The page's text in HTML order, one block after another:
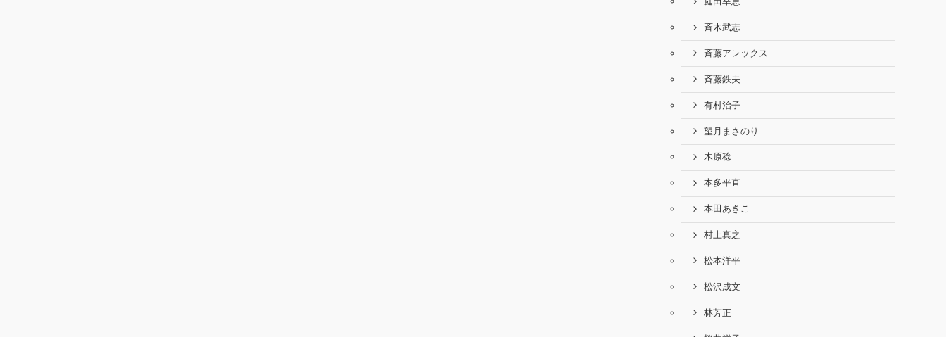
斉木武志
斉藤アレックス
斉藤鉄夫
有村治子
望月まさのり
木原稔
本多平直
本田あきこ
村上真之
松本洋平
松沢成文
林芳正